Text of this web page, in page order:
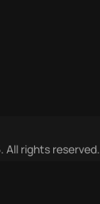
All rights reserved.